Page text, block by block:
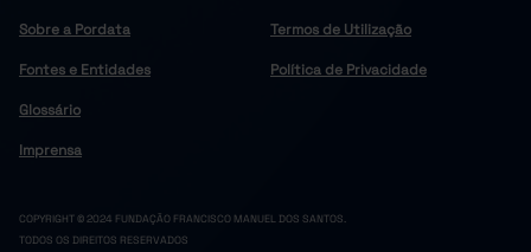
Sobre a Pordata
Fontes e Entidades
Glossário
Imprensa
Termos de Utilização
Política de Privacidade
COPYRIGHT © 2024 FUNDAÇÃO FRANCISCO MANUEL DOS SANTOS.
TODOS OS DIREITOS RESERVADOS